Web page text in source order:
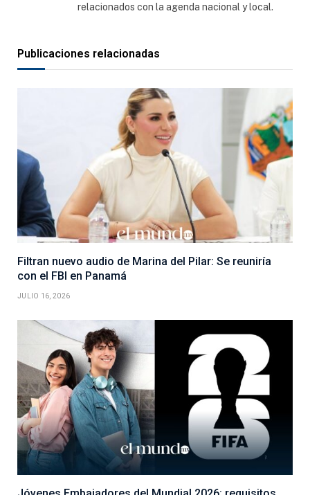
relacionados con la agenda nacional y local.
Publicaciones relacionadas
Filtran nuevo audio de Marina del Pilar: Se reuniría
con el FBI en Panamá
JULIO 16, 2026